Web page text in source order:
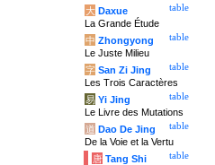
table
大 Daxue
La Grande Étude
table
中 Zhongyong
Le Juste Milieu
table
字 San Zi Jing
Les Trois Caractères
table
易 Yi Jing
Le Livre des Mutations
table
道 Dao De Jing
De la Voie et la Vertu
table
唐 Tang Shi